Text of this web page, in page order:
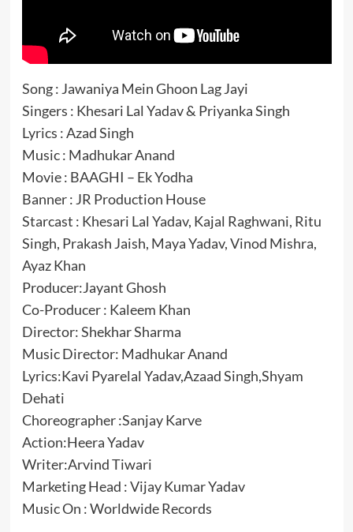
Song : Jawaniya Mein Ghoon Lag Jayi
Singers : Khesari Lal Yadav & Priyanka Singh
Lyrics : Azad Singh
Music : Madhukar Anand
Movie : BAAGHI – Ek Yodha
Banner : JR Production House
Starcast : Khesari Lal Yadav, Kajal Raghwani, Ritu
Singh, Prakash Jaish, Maya Yadav, Vinod Mishra,
Ayaz Khan
Producer:Jayant Ghosh
Co-Producer : Kaleem Khan
Director: Shekhar Sharma
Music Director: Madhukar Anand
Lyrics:Kavi Pyarelal Yadav,Azaad Singh,Shyam
Dehati
Choreographer :Sanjay Karve
Action:Heera Yadav
Writer:Arvind Tiwari
Marketing Head : Vijay Kumar Yadav
Music On : Worldwide Records